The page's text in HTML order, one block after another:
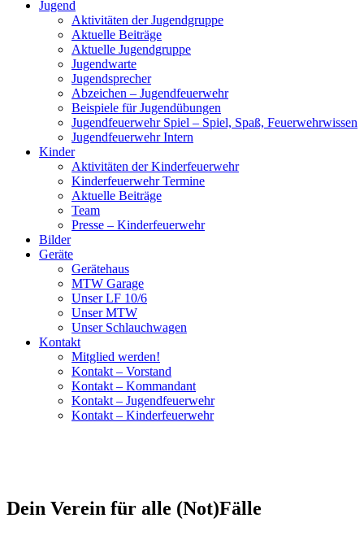
Jugend
Aktivitäten der Jugendgruppe
Aktuelle Beiträge
Aktuelle Jugendgruppe
Jugendwarte
Jugendsprecher
Abzeichen – Jugendfeuerwehr
Beispiele für Jugendübungen
Jugendfeuerwehr Spiel – Spiel, Spaß, Feuerwehrwissen
Jugendfeuerwehr Intern
Kinder
Aktivitäten der Kinderfeuerwehr
Kinderfeuerwehr Termine
Aktuelle Beiträge
Team
Presse – Kinderfeuerwehr
Bilder
Geräte
Gerätehaus
MTW Garage
Unser LF 10/6
Unser MTW
Unser Schlauchwagen
Kontakt
Mitglied werden!
Kontakt – Vorstand
Kontakt – Kommandant
Kontakt – Jugendfeuerwehr
Kontakt – Kinderfeuerwehr
Dein Verein für alle (Not)Fälle